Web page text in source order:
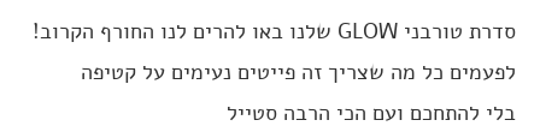
סדרת טורבני GLOW שלנו באו להרים לנו החורף הקרוב!
לפעמים כל מה שצריך זה פייטים נעימים על קטיפה
בלי להתחכם ועם הכי הרבה סטייל